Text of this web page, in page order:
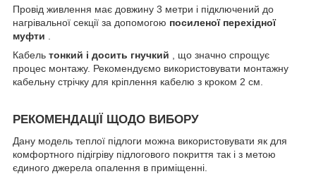
Провід живлення має довжину 3 метри і підключений до
нагрівальної секції за допомогою посиленої перехідної
муфти
Кабель тонкий і досить гнучкий
, що значно спрощує
процес монтажу. Рекомендуємо використовувати монтажну
кабельну стрічку для кріплення кабелю з кроком 2 см.
РЕКОМЕНДАЦІЇ ЩОДО ВИБОРУ
Дану модель теплої підлоги можна використовувати як для
комфортного підігріву підлогового покриття так і з метою
єдиного джерела опалення в приміщенні.